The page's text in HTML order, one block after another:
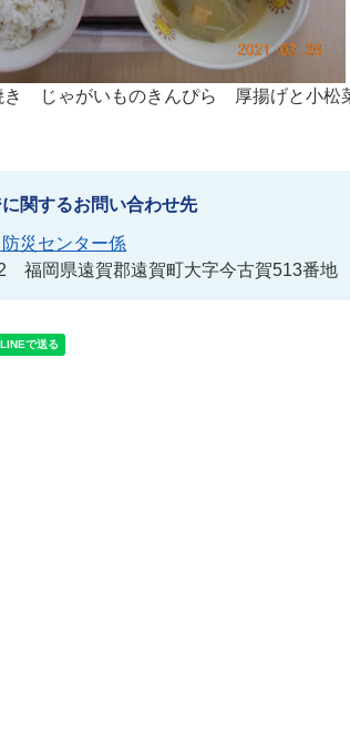
き じゃがいものきんぴら 厚揚げと小
関するお問い合わせ先
災センター係
福岡県遠賀郡遠賀町大字今古賀513番地